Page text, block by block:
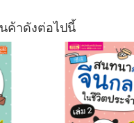
ค้าดังต่อไปนี้